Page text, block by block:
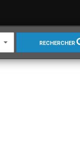
RECHERCHER